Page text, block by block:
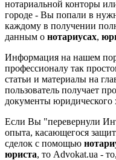
нотариальной конторы
городе - Вы попали в
каждому в получении
данным о нотариусах,
Информация на нашем
профессионалу так
статьи и материалы на
пользователь получает
документы юридического
Если Вы "перевернули
опыта, касающегося
сделок с помощью
юриста, то Advokat.ua -